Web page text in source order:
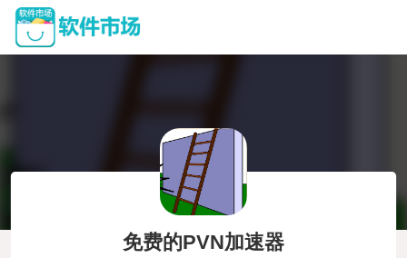
免费的PVN加速器